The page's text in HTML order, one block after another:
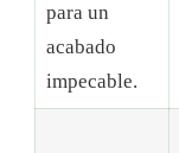
para un
acabado
impecable.